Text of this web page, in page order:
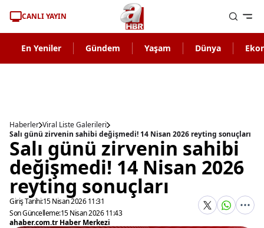
CANLI YAYIN
En Yeniler Gündem Yaşam Dünya
Haberler Viral Liste Galerileri
Salı günü zirvenin sahibi değişmedi! 14 Nisan 2026 reyting sonuçları
Salı günü zirvenin sahibi
değişmedi! 14 Nisan 2026
reyting sonuçları
Giriş Tarihi:15 Nisan 2026 11:31
Son Güncelleme:15 Nisan 2026 11:43
ahaber.com.tr Haber Merkezi